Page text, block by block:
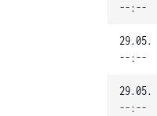
--:--
29.05.
--:--
29.05.
--:--